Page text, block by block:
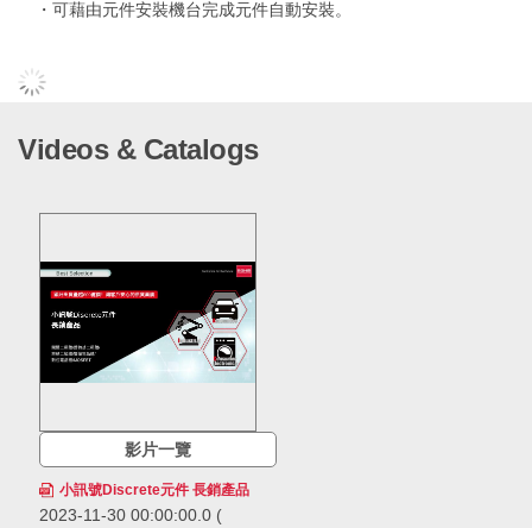
・可藉由元件安裝機台完成元件自動安裝。
Videos & Catalogs
影片一覽
小訊號Discrete元件 長銷產品
2023-11-30 00:00:00.0 (